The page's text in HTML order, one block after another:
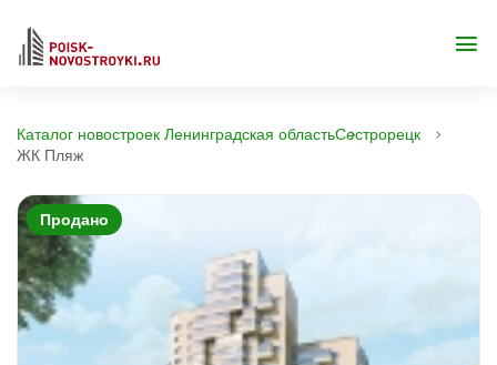
Каталог новостроек Ленинградская областьСестрорецк
ЖК Пляж
Продано